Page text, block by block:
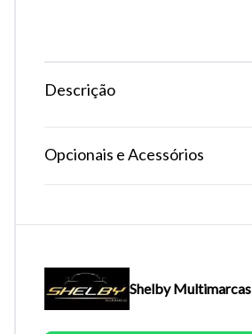
Descrição
Opcionais e Acessórios
Shelby Multimarcas